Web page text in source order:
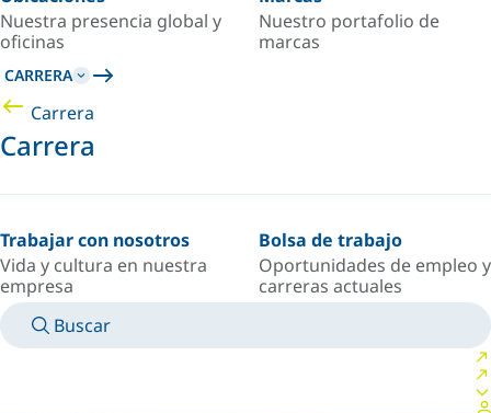
Nuestra presencia global y
oficinas
Nuestro portafolio de
marcas
CARRERA
Carrera
Carrera
Trabajar con nosotros
Vida y cultura en nuestra
empresa
Bolsa de trabajo
Oportunidades de empleo y
carreras actuales
Buscar